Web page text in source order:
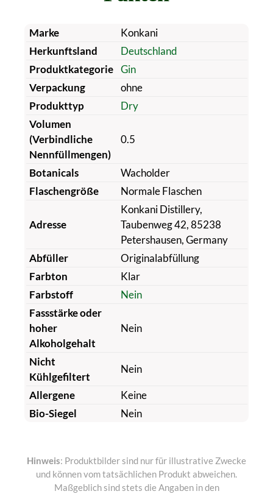
Marke
Konkani
Herkunftsland
Deutschland
Produktkategorie Gin
Verpackung
ohne
Produkttyp
Dry
Volumen
(Verbindliche
Nennfüllmengen)
0.5
Botanicals
Wacholder
Flaschengröße
Normale Flaschen
Adresse
Konkani Distillery,
Taubenweg 42, 85238
Petershausen, Germany
Abfüller
Originalabfüllung
Farbton
Klar
Farbstoff
Nein
Fassstärke oder
hoher
Alkoholgehalt
Nein
Nicht
Kühlgefiltert
Nein
Allergene
Keine
Bio-Siegel
Nein
Hinweis: Produktbilder sind nur für illustrative Zwecke
und können vom tatsächlichen Produkt abweichen.
Maßgeblich sind stets die Angaben in den